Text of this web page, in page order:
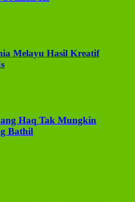
Melayu Hasil Kreatif
Haq Tak Mungkin
Bathil